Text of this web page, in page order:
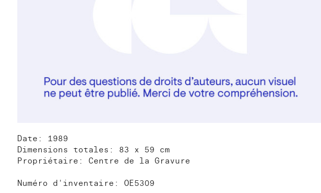
Date: 1989
Dimensions totales: 83 x 59 cm
Propriétaire: Centre de la Gravure
Numéro d'inventaire: OE5309